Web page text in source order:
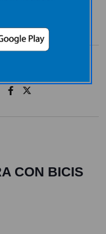
CON BICIS